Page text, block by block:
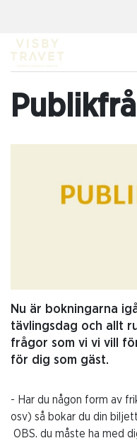
Nu är bokningarna
tävlingsdag och allt
frågor som vi vi vill
för dig som gäst.
- Har du någon form av
osv) så bokar du din
OBS. du måste ha med